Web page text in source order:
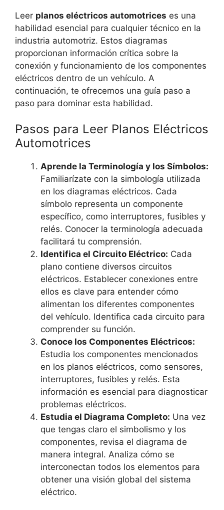
Leer planos eléctricos automotrices es una
habilidad esencial para cualquier técnico en la
industria automotriz. Estos diagramas
proporcionan información crítica sobre la
conexión y funcionamiento de los componentes
eléctricos dentro de un vehículo. A
continuación, te ofrecemos una guía paso a
paso para dominar esta habilidad.
Pasos para Leer Planos Eléctricos
Automotrices
Aprende la Terminología y los Símbolos:
Familiarízate con la simbología utilizada
en los diagramas eléctricos. Cada
símbolo representa un componente
específico, como interruptores, fusibles y
relés. Conocer la terminología adecuada
facilitará tu comprensión.
Identifica el Circuito Eléctrico: Cada
plano contiene diversos circuitos
eléctricos. Establecer conexiones entre
ellos es clave para entender cómo
alimentan los diferentes componentes
del vehículo. Identifica cada circuito para
comprender su función.
Conoce los Componentes Eléctricos:
Estudia los componentes mencionados
en los planos eléctricos, como sensores,
interruptores, fusibles y relés. Esta
información es esencial para diagnosticar
problemas eléctricos.
Estudia el Diagrama Completo: Una vez
que tengas claro el simbolismo y los
componentes, revisa el diagrama de
manera integral. Analiza cómo se
interconectan todos los elementos para
obtener una visión global del sistema
eléctrico.